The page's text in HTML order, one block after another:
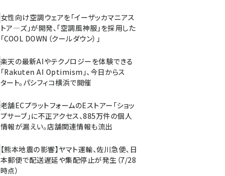
女性向け空調ウェアを「イーザッカマニアス
トア―ズ」が開発、「空調風神服」を採用した
「COOL DOWN（クールダウン）」
楽天の最新AIやテクノロジーを体験できる
「Rakuten AI Optimism」、今日からス
タート。パシフィコ横浜で開催
老舗ECプラットフォームのEストアー「ショッ
プサーブ」に不正アクセス、885万件の個人
情報が漏えい。店舗関連情報も流出
【熊本地震の影響】ヤマト運輸、佐川急便、日
本郵便で配送遅延や集配停止が発生（7/28
時点）